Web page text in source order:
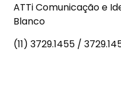
ATTi Comunicação e
Blanco
(11) 3729.1455 /